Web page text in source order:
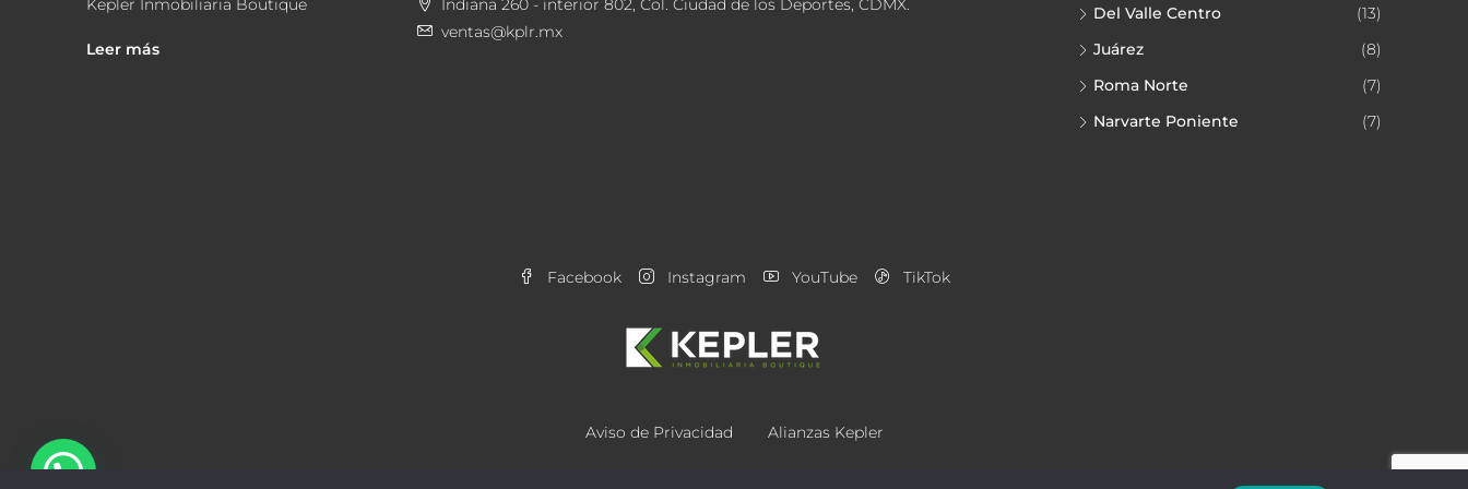
Kepler Inmobiliaria Boutique
Leer más
Indiana 260 - interior 802, Col. Ciudad de los Deportes, CDMX.
ventas@kplr.mx
Del Valle Centro
(13)
Juárez
(8)
Roma Norte
(7)
Narvarte Poniente
(7)
Facebook Instagram YouTube TikTok
Aviso de Privacidad Alianzas Kepler